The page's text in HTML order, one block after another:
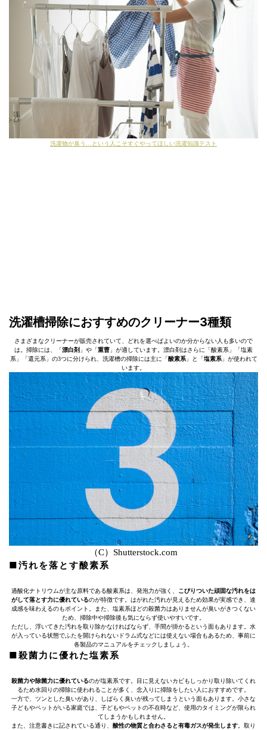
洗濯物が臭う…という人こそすぐやってほしい洗濯知識テスト
洗濯槽掃除におすすめのクリーナー3種類
さまざまなクリーナーが販売されていて、どれを選べばよいのか分からない人も多いので
は。掃除には、「漂白剤 」や「重曹 」が適しています。漂白剤はさらに「酸素系」「塩素
系」「還元系」の3つに分けられ、洗濯槽の掃除には主に「酸素系」と「塩素系」が使われて
います。
（C）Shutterstock.com
■汚れを落とす酸素系
過酸化ナトリウムが主な原料である酸素系は、発泡力が強く、 こびりついた頑固な汚れをは
がして落とす力に優れているのが特徴です。はがれた汚れが見えるため効果が実感でき、達
成感を味わえるのもポイント。また、塩素系ほどの殺菌力はありませんが臭いがきつくない
ため、掃除中や掃除後も気にならず使いやすいです。
ただし、浮いてきた汚れを取り除かなければならず、手間が掛かるという面もあります。水
が入っている状態でふたを開けられないドラム式などには使えない場合もあるため、事前に
各製品のマニュアルをチェックしましょう。
■殺菌力に優れた塩素系
殺菌力や除菌力に優れているのが塩素系です。目に見えないカビもしっかり取り除いてくれ
るため水回りの掃除に使われることが多く、念入りに掃除をしたい人におすすめです。
一方で、ツンとした臭いがあり、しばらく臭いが残ってしまうという面もあります。小さな
子どもやペットがいる家庭では、子どもやペットの不在時など、使用のタイミングが限られ
てしまうかもしれません。
また、注意書きに記されている通り、 酸性の物質と合わさると有毒ガスが発生します。取り